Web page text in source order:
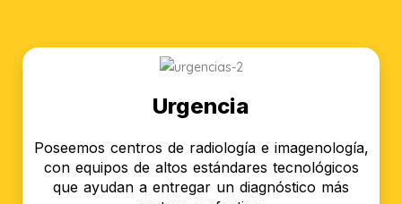
Urgencia
Poseemos centros de radiología e imagenología,
con equipos de altos estándares tecnológicos
que ayudan a entregar un diagnóstico más